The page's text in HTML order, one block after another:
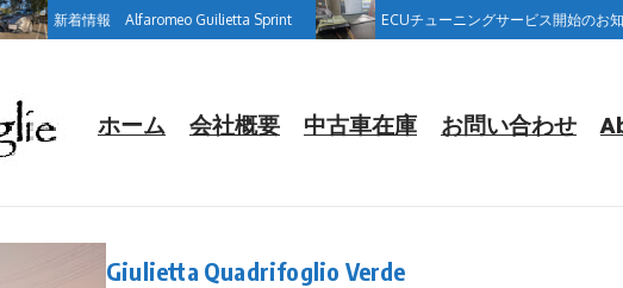
新着情報 Alfaromeo Guilietta Sprint ECUチューニングサービス開始のお知
ホーム 会社概要 中古車在庫 お問い合わせ
Giulietta Quadrifoglio Verde